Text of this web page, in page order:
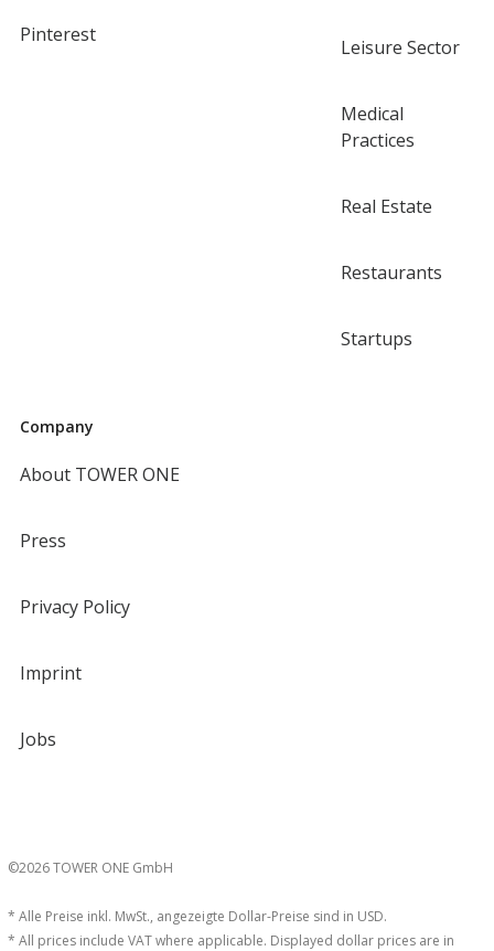
Pinterest
Leisure Sector
Medical
Practices
Real Estate
Restaurants
Startups
Company
About TOWER ONE
Press
Privacy Policy
Imprint
Jobs
©2026 TOWER ONE GmbH
* Alle Preise inkl. MwSt., angezeigte Dollar-Preise sind in USD.
* All prices include VAT where applicable. Displayed dollar prices are in